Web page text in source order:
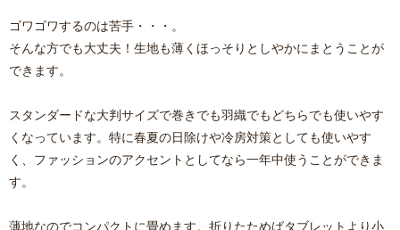
ゴワゴワするのは苦手・・・。
そんな方でも大丈夫！生地も薄くほっそりとしやかにまとうことが
できます。
スタンダードな大判サイズで巻きでも羽織でもどちらでも使いやす
くなっています。特に春夏の日除けや冷房対策としても使いやす
く、ファッションのアクセントとしてなら一年中使うことができま
す。
薄地なのでコンパクトに畳めます。折りたためばタブレットより小